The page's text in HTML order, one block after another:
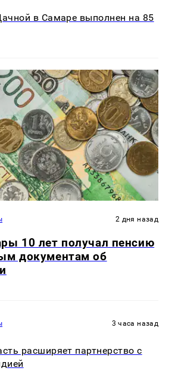
в Самаре выполнен на 85
2 дня назад
10 лет получал пенсию
документам об
3 часа назад
расширяет партнерство с